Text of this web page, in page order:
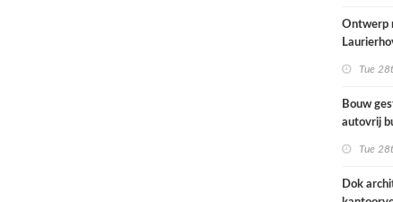
Ontwerp
Tue
Bouw
autovrij
Tue
Dok